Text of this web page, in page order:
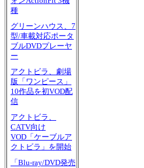
種
グリーンハウス、7
型/車載対応ポータ
ブルDVDプレーヤ
ー
アクトビラ、劇場
版「ワンピース」
10作品を初VOD配
信
アクトビラ、
CATV向け
VOD「ケーブルア
クトビラ」を開始
「Blu-ray/DVD発売